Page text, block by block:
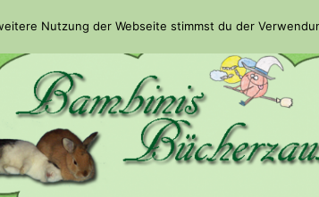
Nutzung der Webseite stimmst du der